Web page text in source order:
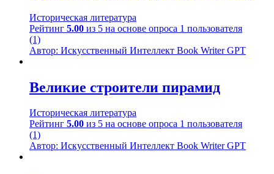
Историческая литература
Рейтинг 5.00 из 5 на основе опроса 1 пользователя
(1)
Автор: Искусственный Интеллект Book Writer GPT
Великие строители пирамид
Историческая литература
Рейтинг 5.00 из 5 на основе опроса 1 пользователя
(1)
Автор: Искусственный Интеллект Book Writer GPT